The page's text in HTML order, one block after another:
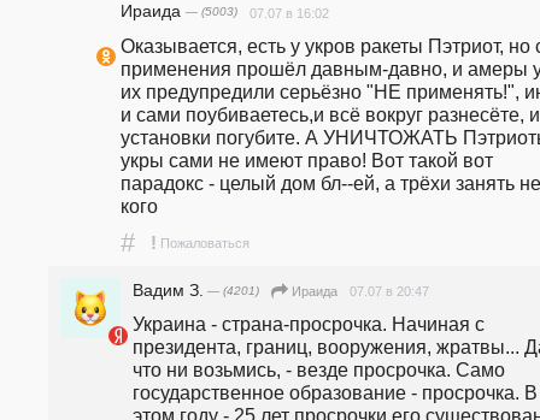
Ираида — (5003) 07.07 в 16:02
Оказывается, есть у укров ракеты Пэтриот, но
применения прошёл давным-давно, и амеры
их предупредили серьёзно "НЕ применять!",
и сами поубиваетесь,и всё вокруг разнесёте, и
установки погубите. А УНИЧТОЖАТЬ
укры сами не имеют право! Вот такой вот
парадокс - целый дом бл--ей, а трёхи занять
кого
# ! Пожаловаться
Вадим З. — (4201) Ираида 07.07 в 20:47
Украина - страна-просрочка. Начиная с
президента, границ, вооружения, жратвы...
что ни возьмись, - везде просрочка. Само
государственное образование - просрочка. В
этом году - 25 лет просрочки его